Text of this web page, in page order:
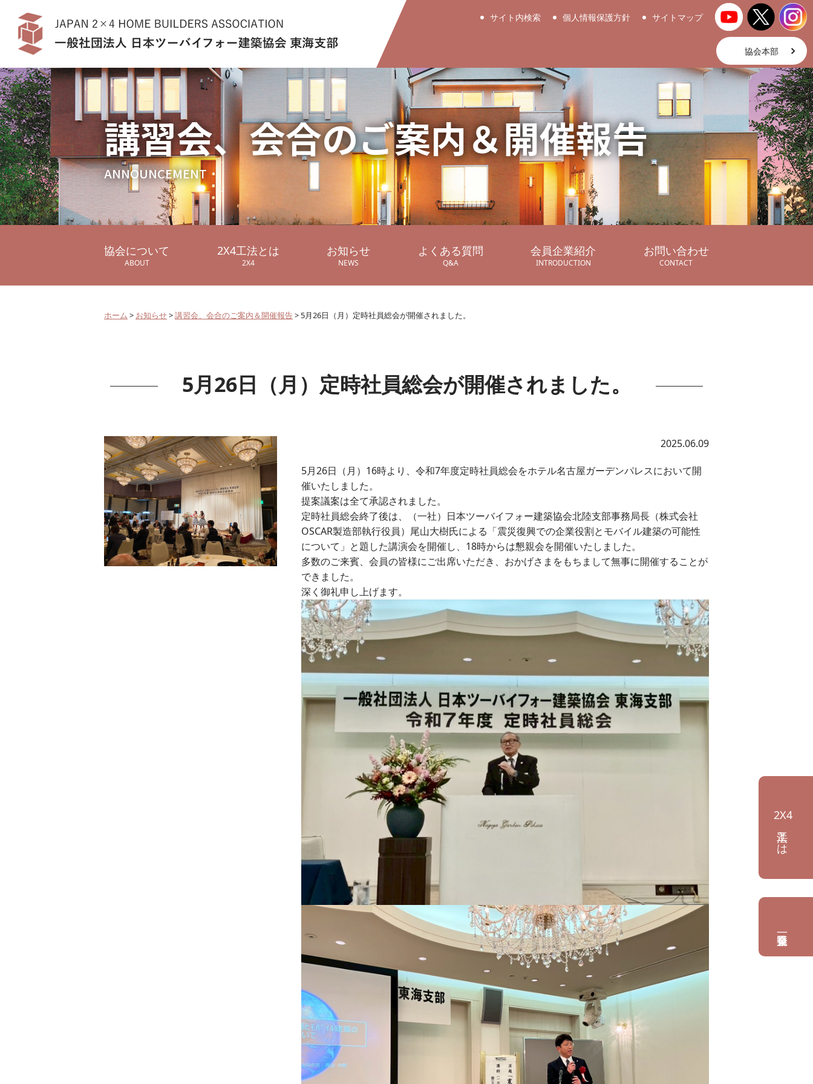
2X4
工法とは
サイト内検索 個人情報保護方針 サイトマップ
協会本部
講習会、会合のご案内＆開催報告
ANNOUNCEMENT
協会について
ABOUT
2X4工法とは
2X4
お知らせ
NEWS
よくある質問
Q&A
会員企業紹介
INTRODUCTION
お問い合わせ
CONTACT
ホーム > お知らせ>講習会、会合のご案内＆開催報告> 5月26日（月）定時社員総会が開催されました。
5月26日（月）定時社員総会が開催されました。
2025.06.09
5月26日（月）16時より、令和7年度定時社員総会をホテル名古屋ガーデンパレスにおいて開
催いたしました。
提案議案は全て承認されました。
定時社員総会終了後は、（一社）日本ツーバイフォー建築協会北陸支部事務局長（株式会社
OSCAR製造部執行役員）尾山大樹氏による「震災復興での企業役割とモバイル建築の可能性
について」と題した講演会を開催し、18時からは懇親会を開催いたしました。
多数のご来賓、会員の皆様にご出席いただき、おかげさまをもちまして無事に開催することが
できました。
深く御礼申し上げます。